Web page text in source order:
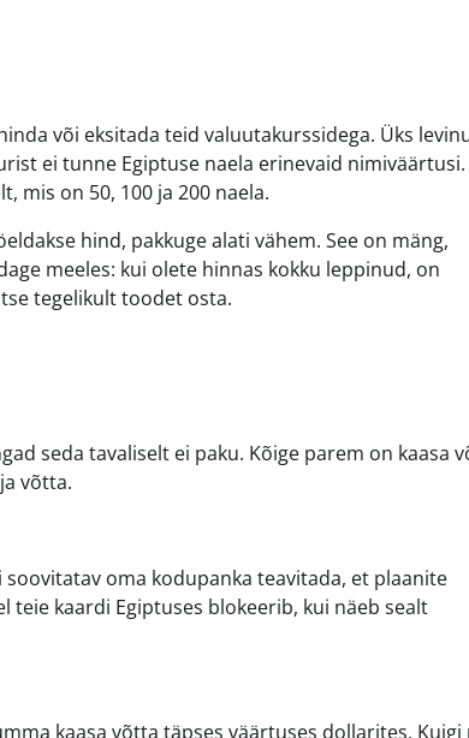
või eksitada teid valuutakurssidega. Üks
ei tunne Egiptuse naela erinevaid nimiväärtusi.
mis on 50, 100 ja 200 naela.
hind, pakkuge alati vähem. See on mäng,
meeles: kui olete hinnas kokku leppinud, on
tegelikult toodet osta.
seda tavaliselt ei paku. Kõige parem on kaasa
võtta.
oma kodupanka teavitada, et plaanite
teie kaardi Egiptuses blokeerib, kui näeb sealt
kaasa võtta täpses väärtuses dollarites. Kuigi